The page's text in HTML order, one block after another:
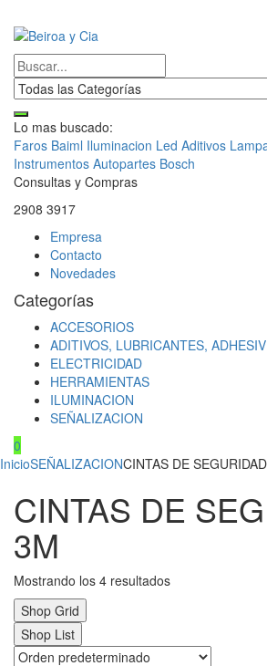
Lo mas buscado:
Faros Baiml Iluminacion Led Aditivos
Instrumentos Autopartes Bosch
Consultas y Compras
2908 3917
Empresa
Contacto
Novedades
Categorías
ACCESORIOS
ADITIVOS, LUBRICANTES, ADHESIV
ELECTRICIDAD
HERRAMIENTAS
ILUMINACION
SEÑALIZACION
0
InicioSEÑALIZACIONCINTAS DE
CINTAS DE
3M
Mostrando los 4 resultados
Shop Grid
Shop List